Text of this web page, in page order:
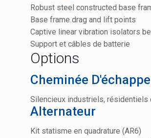
Robust steel constructed base
Base frame drag and lift points
Captive linear vibration isolators
Support et câbles de batterie
Options
Cheminée
Silencieux industriels, résidentiels
Alternateur
Kit statisme en quadrature (AR6)